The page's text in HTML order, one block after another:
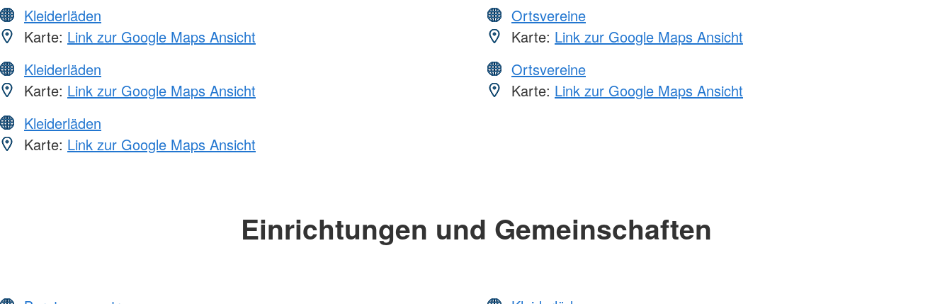
Kleiderläden
Karte: Link zur Google Maps Ansicht
Kleiderläden
Karte: Link zur Google Maps Ansicht
Kleiderläden
Karte: Link zur Google Maps Ansicht
Ortsvereine
Karte: Link zur Google Maps Ansicht
Ortsvereine
Karte: Link zur Google Maps Ansicht
Einrichtungen und Gemeinschaften